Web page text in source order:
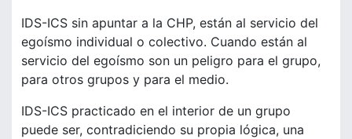
IDS-ICS sin apuntar a la CHP, están al servicio del
egoísmo individual o colectivo. Cuando están al
servicio del egoísmo son un peligro para el grupo,
para otros grupos y para el medio.
IDS-ICS practicado en el interior de un grupo
puede ser, contradiciendo su propia lógica, una